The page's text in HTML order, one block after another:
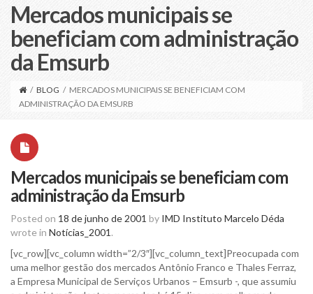
Mercados municipais se
beneficiam com administração
da Emsurb
/ BLOG / MERCADOS MUNICIPAIS SE BENEFICIAM COM
ADMINISTRAÇÃO DA EMSURB
Mercados municipais se beneficiam com
administração da Emsurb
Posted on 18 de junho de 2001 by IMD Instituto Marcelo Déda
wrote in Notícias_2001 .
[vc_row][vc_column width=”2/3″][vc_column_text]Preocupada com
uma melhor gestão dos mercados Antônio Franco e Thales Ferraz,
a Empresa Municipal de Serviços Urbanos – Emsurb -, que assumiu